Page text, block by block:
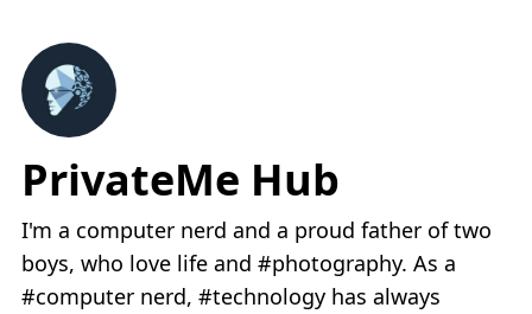
PrivateMe Hub
I'm a computer nerd and a proud father of two
boys, who love life and #photography. As a
#computer nerd, #technology has always